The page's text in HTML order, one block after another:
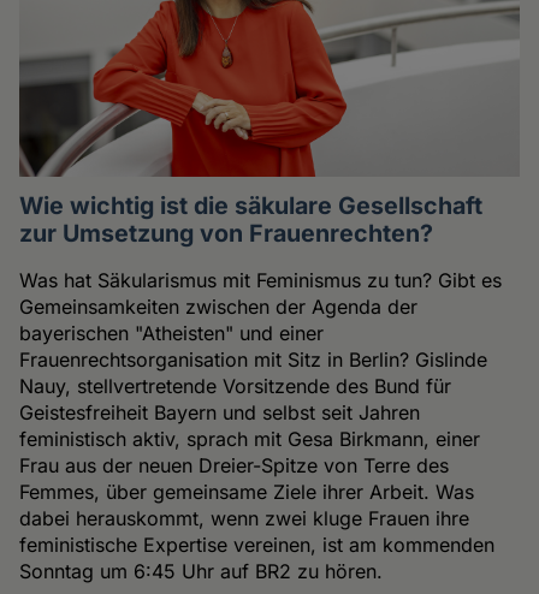
Wie wichtig ist die säkulare Gesellschaft
zur Umsetzung von Frauenrechten?
Was hat Säkularismus mit Feminismus zu tun? Gibt es
Gemeinsamkeiten zwischen der Agenda der
bayerischen "Atheisten" und einer
Frauenrechtsorganisation mit Sitz in Berlin? Gislinde
Nauy, stellvertretende Vorsitzende des Bund für
Geistesfreiheit Bayern und selbst seit Jahren
feministisch aktiv, sprach mit Gesa Birkmann, einer
Frau aus der neuen Dreier-Spitze von Terre des
Femmes, über gemeinsame Ziele ihrer Arbeit. Was
dabei herauskommt, wenn zwei kluge Frauen ihre
feministische Expertise vereinen, ist am kommenden
Sonntag um 6:45 Uhr auf BR2 zu hören.